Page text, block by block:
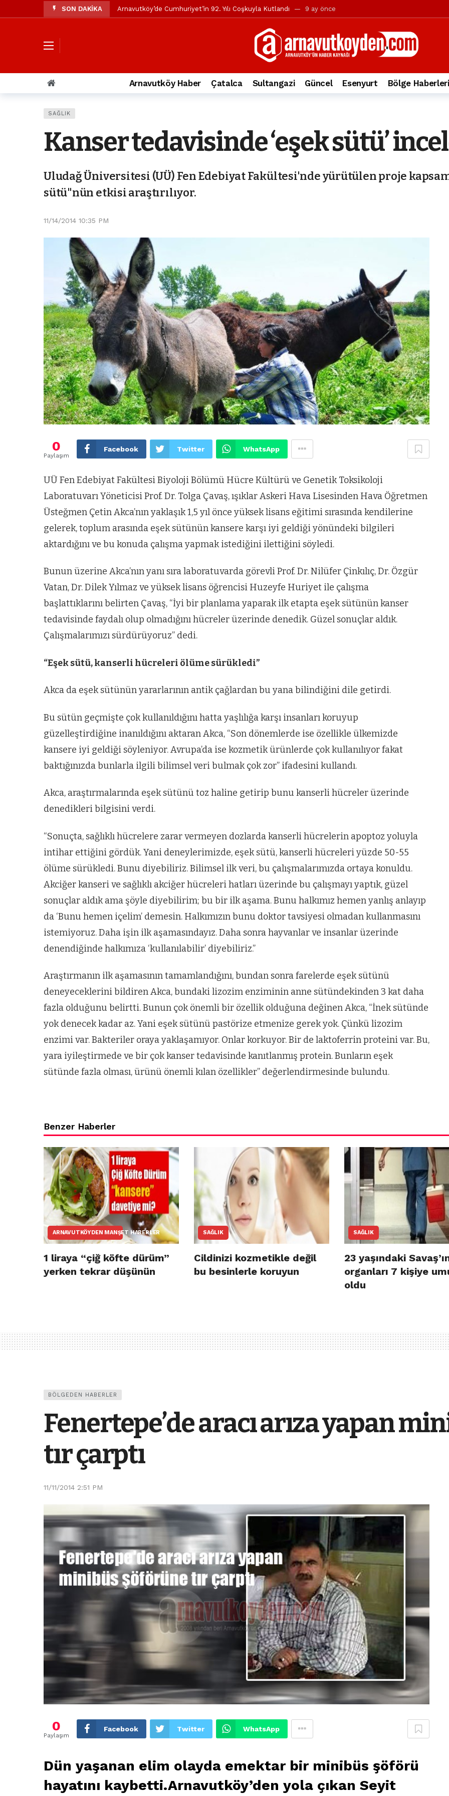
SON DAKİKA Arnavutköy’de Cumhuriyet’in 92. Yılı Coşkuyla Kutlandı 9 ay önce
Özgür Özel’den Arnavutköy Belediyesi’ne ve Mustafa Candaroğlu’na yönelik suçlamalar 10 ay önce
Arnavutköy’ün nüfusu 2024 yılında 344.868’e ulaştı 1 yıl önce
Arnavutköy Taşoluk’ta seyir halindeki otomobil alev alev yandı. 2 yıl önce
Arnavutköy İmrahor Mahallesi sakinleri protesto gösterisi düzenledi 2 yıl önce
İstanbul Havalimanı yolundaki kazada, taksideki yolcu öldü 3 yıl önce
Arnavutkoy Belediyesi’ne su baskını tepkisi 3 yıl önce
Arnavutköy Haber Çatalca Sultangazi Güncel Esenyurt Bölge Haberleri
SAĞLIK
Kanser tedavisinde ‘eşek sütü’
Uludağ Üniversitesi (UÜ) Fen Edebiyat Fakültesi'nde yürütülen proje
sütü"nün etkisi araştırılıyor.
11/14/2014 10:35 PM
0
Paylaşım
Facebook Twitter WhatsApp
UÜ Fen Edebiyat Fakültesi Biyoloji Bölümü Hücre Kültürü ve Genetik Toksikoloji
Laboratuvarı Yöneticisi Prof. Dr. Tolga Çavaş, ışıklar Askeri Hava Lisesinden Hava Öğretmen
Üsteğmen Çetin Akca’nın yaklaşık 1,5 yıl önce yüksek lisans eğitimi sırasında kendilerine
gelerek, toplum arasında eşek sütünün kansere karşı iyi geldiği yönündeki bilgileri
aktardığını ve bu konuda çalışma yapmak istediğini ilettiğini söyledi.
Bunun üzerine Akca’nın yanı sıra laboratuvarda görevli Prof. Dr. Nilüfer Çinkılıç, Dr. Özgür
Vatan, Dr. Dilek Yılmaz ve yüksek lisans öğrencisi Huzeyfe Huriyet ile çalışma
başlattıklarını belirten Çavaş, “İyi bir planlama yaparak ilk etapta eşek sütünün kanser
tedavisinde faydalı olup olmadığını hücreler üzerinde denedik. Güzel sonuçlar aldık.
Çalışmalarımızı sürdürüyoruz” dedi.
“Eşek sütü, kanserli hücreleri ölüme sürükledi”
Akca da eşek sütünün yararlarının antik çağlardan bu yana bilindiğini dile getirdi.
Bu sütün geçmişte çok kullanıldığını hatta yaşlılığa karşı insanları koruyup
güzelleştirdiğine inanıldığını aktaran Akca, “Son dönemlerde ise özellikle ülkemizde
kansere iyi geldiği söyleniyor. Avrupa’da ise kozmetik ürünlerde çok kullanılıyor fakat
baktığınızda bunlarla ilgili bilimsel veri bulmak çok zor” ifadesini kullandı.
Akca, araştırmalarında eşek sütünü toz haline getirip bunu kanserli hücreler üzerinde
denedikleri bilgisini verdi.
“Sonuçta, sağlıklı hücrelere zarar vermeyen dozlarda kanserli hücrelerin apoptoz yoluyla
intihar ettiğini gördük. Yani deneylerimizde, eşek sütü, kanserli hücreleri yüzde 50-55
ölüme sürükledi. Bunu diyebiliriz. Bilimsel ilk veri, bu çalışmalarımızda ortaya konuldu.
Akciğer kanseri ve sağlıklı akciğer hücreleri hatları üzerinde bu çalışmayı yaptık, güzel
sonuçlar aldık ama şöyle diyebilirim; bu bir ilk aşama. Bunu halkımız hemen yanlış anlayıp
da ‘Bunu hemen içelim’ demesin. Halkımızın bunu doktor tavsiyesi olmadan kullanmasını
istemiyoruz. Daha işin ilk aşamasındayız. Daha sonra hayvanlar ve insanlar üzerinde
denendiğinde halkımıza ‘kullanılabilir’ diyebiliriz.”
Araştırmanın ilk aşamasının tamamlandığını, bundan sonra farelerde eşek sütünü
deneyeceklerini bildiren Akca, bundaki lizozim enziminin anne sütündekinden 3 kat daha
fazla olduğunu belirtti. Bunun çok önemli bir özellik olduğuna değinen Akca, “İnek sütünde
yok denecek kadar az. Yani eşek sütünü pastörize etmenize gerek yok. Çünkü lizozim
enzimi var. Bakteriler oraya yaklaşamıyor. Onlar korkuyor. Bir de laktoferrin proteini var. Bu,
yara iyileştirmede ve bir çok kanser tedavisinde kanıtlanmış protein. Bunların eşek
sütünde fazla olması, ürünü önemli kılan özellikler” değerlendirmesinde bulundu.
ve
Arnavutköy’ün
yılında
344.868’e ulaştı
halindeki
otomobil alev
alev yandı.
Benzer Haberler
ARNAVUTKÖYDEN MANŞET HABERLER
1 liraya “çiğ köfte dürüm”
yerken tekrar düşünün
SAĞLIK
Cildinizi kozmetikle değil
bu besinlerle koruyun
SAĞLIK
23 yaşındaki
organları 7 kişiye
oldu
BÖLGEDEN HABERLER
Fenertepe’de aracı arıza yapan
tır çarptı
11/11/2014 2:51 PM
0
Paylaşım
Facebook Twitter WhatsApp
Dün yaşanan elim olayda emektar bir minibüs şöförü
hayatını kaybetti.Arnavutköy’den yola çıkan Seyit